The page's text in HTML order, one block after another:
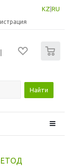
KZ RU
Найти